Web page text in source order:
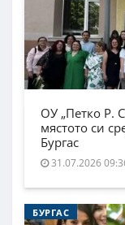
ОУ „Петко Р.
мястото си
Бургас
31.07.2026
БУРГАС